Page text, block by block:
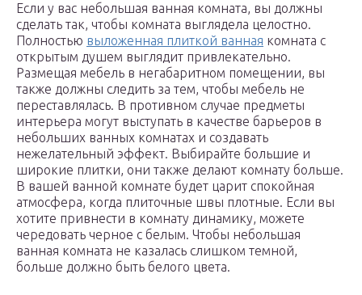
Если у вас небольшая ванная комната, вы должны
сделать так, чтобы комната выглядела целостно.
Полностью выложенная плиткой ванная комната с
открытым душем выглядит привлекательно.
Размещая мебель в негабаритном помещении, вы
также должны следить за тем, чтобы мебель не
переставлялась. В противном случае предметы
интерьера могут выступать в качестве барьеров в
небольших ванных комнатах и ​​создавать
нежелательный эффект. Выбирайте большие и
широкие плитки, они также делают комнату больше.
В вашей ванной комнате будет царит спокойная
атмосфера, когда плиточные швы плотные. Если вы
хотите привнести в комнату динамику, можете
чередовать черное с белым. Чтобы небольшая
ванная комната не казалась слишком темной,
больше должно быть белого цвета.